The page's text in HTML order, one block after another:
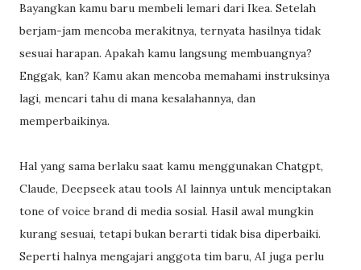
Bayangkan kamu baru membeli lemari dari Ikea. Setelah
berjam-jam mencoba merakitnya, ternyata hasilnya tidak
sesuai harapan. Apakah kamu langsung membuangnya?
Enggak, kan? Kamu akan mencoba memahami instruksinya
lagi, mencari tahu di mana kesalahannya, dan
memperbaikinya.
Hal yang sama berlaku saat kamu menggunakan Chatgpt,
Claude, Deepseek atau tools AI lainnya untuk menciptakan
tone of voice brand di media sosial. Hasil awal mungkin
kurang sesuai, tetapi bukan berarti tidak bisa diperbaiki.
Seperti halnya mengajari anggota tim baru, AI juga perlu